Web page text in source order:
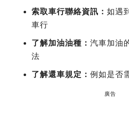
索取車行聯絡資訊： 如遇
車行
了解加油油種： 汽車加油
法
了解還車規定： 例如是否
廣告